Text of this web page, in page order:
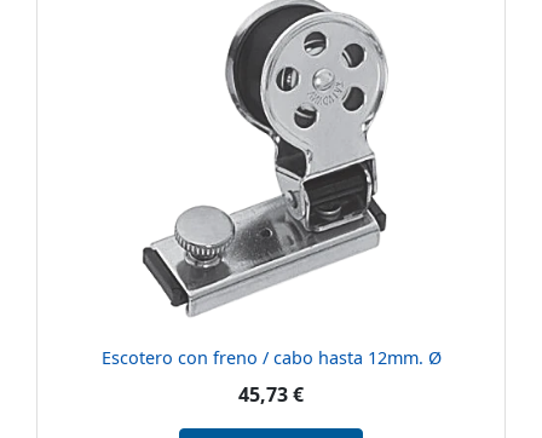
Escotero con freno / cabo hasta 12mm. Ø
45,73 €